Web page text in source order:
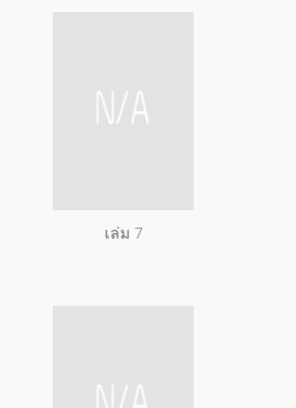
เล่ม 7